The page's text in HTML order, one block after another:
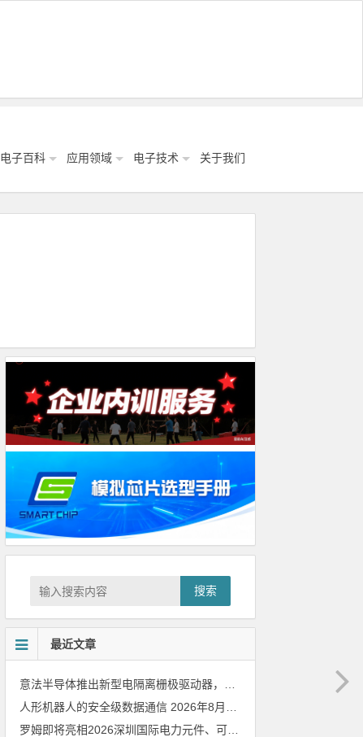
电子百科 应用领域 电子技术 关于我们
搜索
最近文章
人形机器人的安全级数据通信 2026年8月8日
罗姆即将亮相2026深圳国际电力元件、可再生能源管理展览会暨研讨会